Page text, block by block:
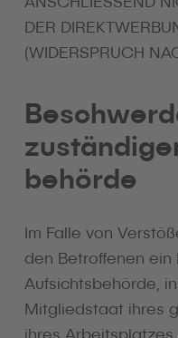
DER
(WIDERSPRUCH
behörde
Im Falle von
den Betroffenen
Aufsichtsbehörde,
Mitgliedstaat ihres